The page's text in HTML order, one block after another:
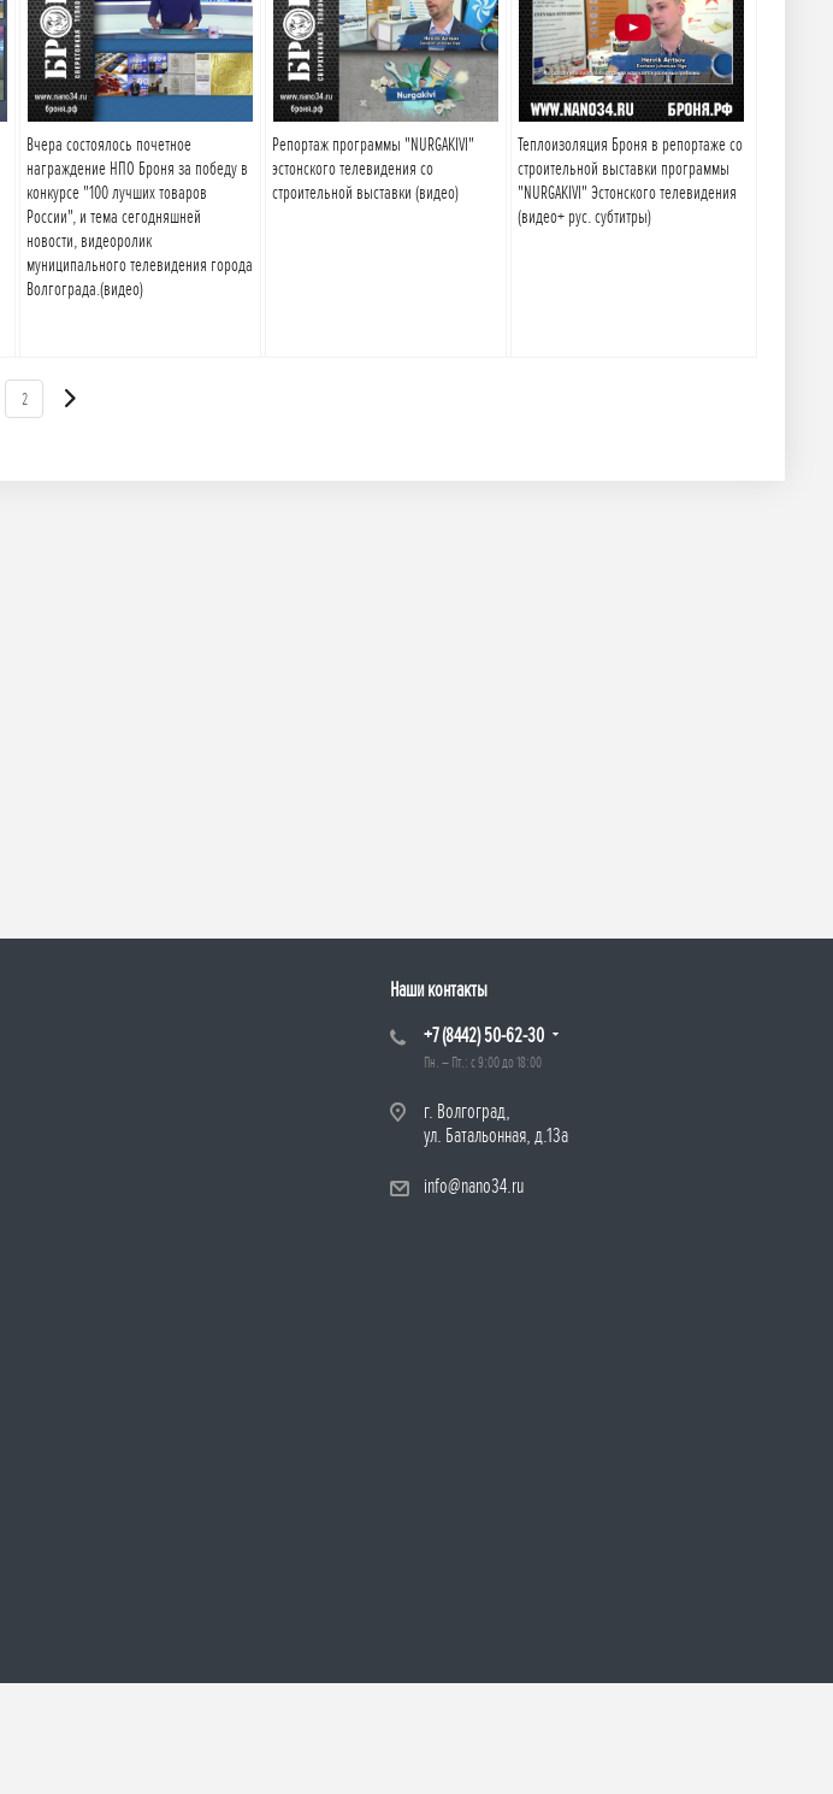
Подробнее
Вчера состоялось почетное
награждение НПО Броня за победу в
конкурсе "100 лучших товаров
России", и тема сегодняшней
новости, видеоролик
муниципального телевидения города
Волгограда.(видео)
Подробнее
Репортаж программы "NURGAKIVI"
эстонского телевидения со
строительной выставки (видео)
Подробнее
Теплоизоляция Броня в репортаже со
строительной выставки программы
"NURGAKIVI" Эстонского телевидения
(видео+ рус. субтитры)
2
Наши контакты
+7 (8442) 50-62-30
Пн. – Пт.: с 9:00 до 18:00
г. Волгоград,
ул. Батальонная, д.13а
info@nano34.ru